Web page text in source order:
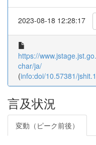
2023-08-18 12:28:17
https://
char/ja/
(info:doi/10.57381/
言及状況
変動（ピーク前後）